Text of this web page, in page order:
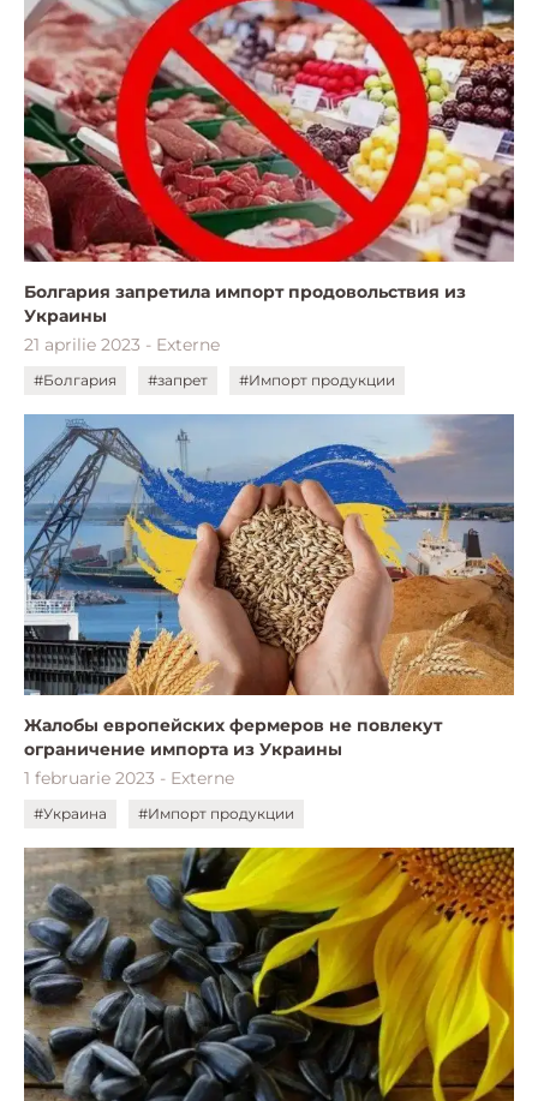
Болгария запретила импорт продовольствия из
Украины
21 aprilie 2023 - Externe
#Болгария #запрет #Импорт продукции
Жалобы европейских фермеров не повлекут
ограничение импорта из Украины
1 februarie 2023 - Externe
#Украина #Импорт продукции